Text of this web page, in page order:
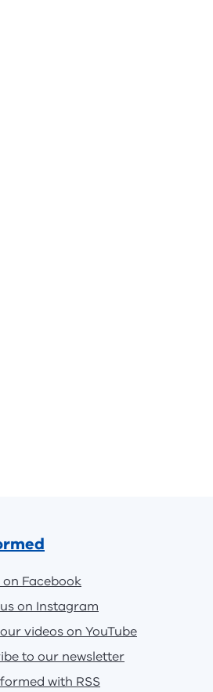
on Facebook
on Instagram
videos on YouTube
to our newsletter
with RSS